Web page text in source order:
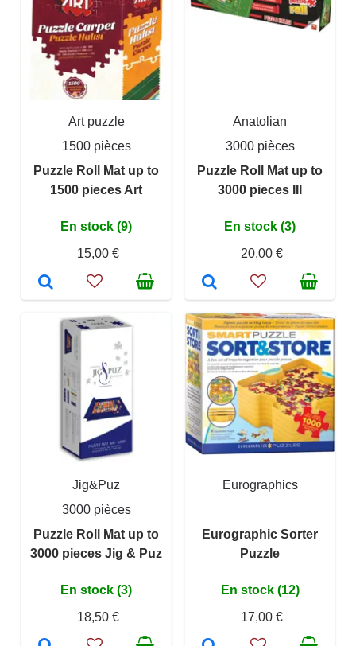
Art puzzle
1500 pièces
Puzzle Roll Mat up to
1500 pieces Art
En stock (9)
15,00 €
Anatolian
3000 pièces
Puzzle Roll Mat up to
3000 pieces III
En stock (3)
20,00 €
Jig&Puz
3000 pièces
Puzzle Roll Mat up to
3000 pieces Jig & Puz
En stock (3)
18,50 €
Eurographics
Eurographic Sorter
Puzzle
En stock (12)
17,00 €